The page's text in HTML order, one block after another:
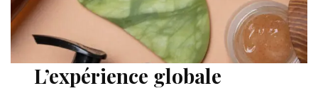
L’expérience globale